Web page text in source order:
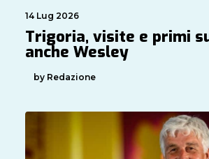
14 Lug 2026
Trigoria, visite e primi
anche Wesley
by Redazione